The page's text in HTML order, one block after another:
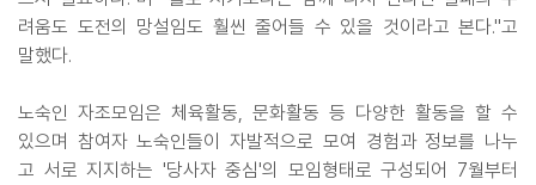
려움도 도전의 망설임도 훨씬 줄어들 수 있을 것이라고 본다."고
말했다.
노숙인 자조모임은 체육활동, 문화활동 등 다양한 활동을 할 수
있으며 참여자 노숙인들이 자발적으로 모여 경험과 정보를 나누
고 서로 지지하는 '당사자 중심'의 모임형태로 구성되어 7월부터